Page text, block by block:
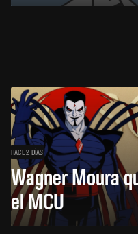
HACE 2 DÍAS
Wagner Moura
el MCU